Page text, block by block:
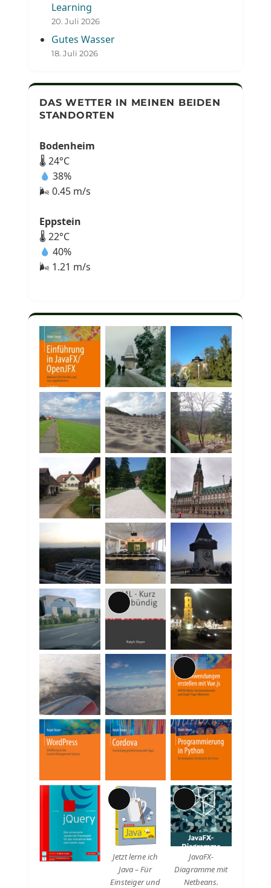
Learning
20. Juli 2026
Gutes Wasser
18. Juli 2026
DAS WETTER IN MEINEN BEIDEN
STANDORTEN
Bodenheim
🌡 24°C
38%
🌬 0.45 m/s
Eppstein
🌡 22°C
40%
🌬 1.21 m/s
Lange
Beschreibung
Lange
Beschreibung
Lange
Beschreibung
Jetzt lerne ich
Java – Für
Einsteiger und
Lange
Beschreibung
JavaFX-
Diagramme mit
Netbeans.